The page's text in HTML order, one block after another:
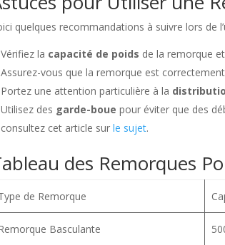
quelques recommandations à suivre lors de
Vérifiez la capacité de poids de la remorque
Assurez-vous que la remorque est correctement
Portez une attention particulière à la
Utilisez des garde-boue pour éviter que des
consultez cet article surle sujet.
des Remorques
de Remorque
Basculante